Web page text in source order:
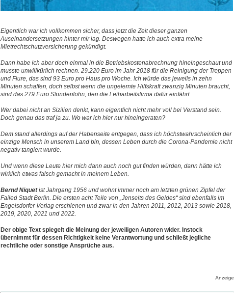
Eigentlich war ich vollkommen sicher, dass jetzt die Zeit dieser ganzen
Auseinandersetzungen hinter mir lag. Deswegen hatte ich auch extra meine
Mietrechtschutzversicherung gekündigt.
Dann habe ich aber doch einmal in die Betriebskostenabrechnung hineingeschaut und
musste unwillkürlich rechnen. 29.220 Euro im Jahr 2018 für die Reinigung der Treppen
und Flure, das sind 93 Euro pro Haus pro Woche. Ich würde das jeweils in zehn
Minuten schaffen, doch selbst wenn die ungelernte Hilfskraft zwanzig Minuten braucht,
sind das 279 Euro Stundenlohn, den die Leiharbeitsfirma dafür einfährt.
Wer dabei nicht an Sizilien denkt, kann eigentlich nicht mehr voll bei Verstand sein.
Doch genau das traf ja zu. Wo war ich hier nur hineingeraten?
Dem stand allerdings auf der Habenseite entgegen, dass ich höchstwahrscheinlich der
einzige Mensch in unserem Land bin, dessen Leben durch die Corona-Pandemie nicht
negativ tangiert wurde.
Und wenn diese Leute hier mich dann auch noch gut finden würden, dann hätte ich
wirklich etwas falsch gemacht in meinem Leben.
Bernd Niquetist Jahrgang 1956 und wohnt immer noch am letzten grünen Zipfel der
Failed Stadt Berlin. Die ersten acht Teile von „Jenseits des Geldes“ sind ebenfalls im
Engelsdorfer Verlag erschienen und zwar in den Jahren 2011, 2012, 2013 sowie 2018,
2019, 2020, 2021 und 2022.
Der obige Text spiegelt die Meinung der jeweiligen Autoren wider. Instock
übernimmt für dessen Richtigkeit keine Verantwortung und schließt jegliche
rechtliche oder sonstige Ansprüche aus.
Anzeige